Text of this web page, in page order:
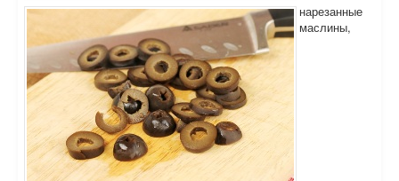
нарезанные
маслины,